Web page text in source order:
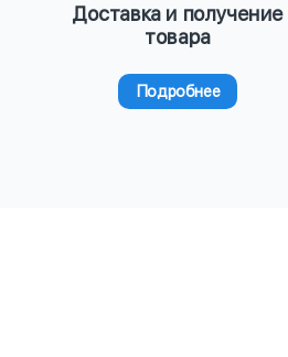
Доставка и получение
товара
Подробнее